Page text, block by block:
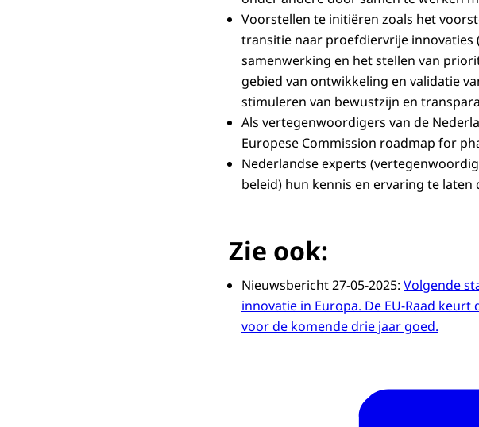
Een EU-strategie om te zorgen
weerspiegelt en validatie
Dit zal ook helpen bij het
vertrouwen en een gelijk
Wij vragen uw actieve deelname
Voorstellen te initiëren zoals het
transitie naar proefdiervrije innovaties
samenwerking en het stellen van
gebied van ontwikkeling en validatie
stimuleren van bewustzijn en
Als vertegenwoordigers van de
Europese Commission roadmap for
Nederlandse experts
beleid) hun kennis en ervaring te
Zie ook:
Nieuwsbericht 27-05-2025: Volgende
innovatie in Europa. De EU-Raad
voor de komende drie jaar goed.